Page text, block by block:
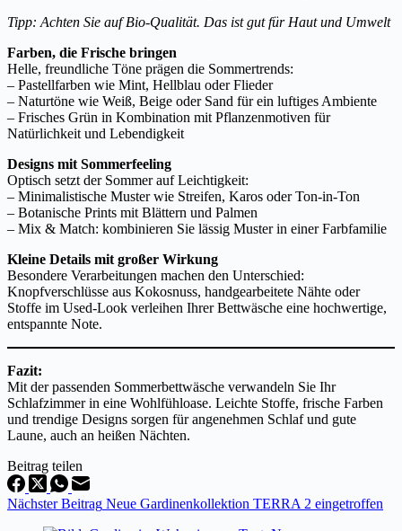
Tipp: Achten Sie auf Bio-Qualität. Das ist gut für Haut und Umwelt
Farben, die Frische bringen
Helle, freundliche Töne prägen die Sommertrends:
– Pastellfarben wie Mint, Hellblau oder Flieder
– Naturtöne wie Weiß, Beige oder Sand für ein luftiges Ambiente
– Frisches Grün in Kombination mit Pflanzenmotiven für
Natürlichkeit und Lebendigkeit
Designs mit Sommerfeeling
Optisch setzt der Sommer auf Leichtigkeit:
– Minimalistische Muster wie Streifen, Karos oder Ton-in-Ton
– Botanische Prints mit Blättern und Palmen
– Mix & Match: kombinieren Sie lässig Muster in einer Farbfamilie
Kleine Details mit großer Wirkung
Besondere Verarbeitungen machen den Unterschied:
Knopfverschlüsse aus Kokosnuss, handgearbeitete Nähte oder
Stoffe im Used-Look verleihen Ihrer Bettwäsche eine hochwertige,
entspannte Note.
Fazit:
Mit der passenden Sommerbettwäsche verwandeln Sie Ihr
Schlafzimmer in eine Wohlfühloase. Leichte Stoffe, frische Farben
und trendige Designs sorgen für angenehmen Schlaf und gute
Laune, auch an heißen Nächten.
Beitrag teilen
NächsterBeitrag Neue Gardinenkollektion TERRA 2 eingetroffen